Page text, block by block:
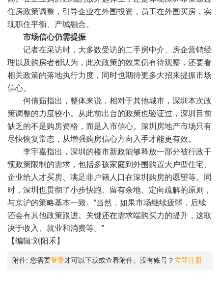
住房政策调整，引导企业在外围投资，员工在外围买房，实
现职住平衡、产城融合。
市场信心仍需提振
记者在采访时，大多数受访的二手房中介、房企营销经
理以及购房者都认为，此次政策的效果仍有待观察，还要看
相关政策的落地执行力度，同时也期待更多大招来提振市场
信心。
何倩茹指出，整体来说，相对于其他城市，深圳本次政
策调整的力度较小。从此前出台的政策也验证过，深圳目前
缺乏的不是购房资格，而是入市信心。深圳房地产市场只有
尽快恢复常态，从增强购房信心方向入手才能更有效。
李宇嘉指出，深圳的楼市新政能够释放一部分被行政干
预政策限制的需求，包括多孩家庭到外围购置大户型住宅、
企业给人才买房、满足非户籍人口在深圳购房的愿望等。同
时，深圳也贯彻了小步快跑、留有余地、定向疏解的原则，
与京沪的策略基本一致。“当然，如果市场继续疲弱，后续
还会有其他政策跟进。关键还在需求端购买力的提升，这取
决于收入、就业和消费等。”
【编辑:刘阳禾】
附件: 您需要登录才可以下载或查看附件。没有账号？ 立即注册